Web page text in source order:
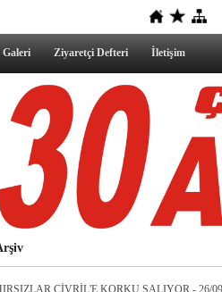
Galeri Ziyaretçi Defteri İletişim
ÇİVRİL'E KORKU SALIYOR - 26/